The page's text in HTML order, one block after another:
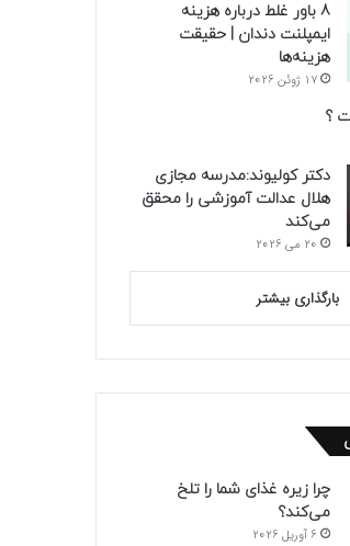
8 باور غلط درباره هزینه
ایمپلنت دندان | حقیقت
هزینه‌ها
17 ژوئن 2026
؟
دکتر کولیوند:مدرسه مجازی
هلال عدالت آموزشی را محقق
می‌کند
20 می 2026
بارگذاری بیشتر
چرا زیره غذای شما را تلخ
می‌کند؟
6 آوریل 2026